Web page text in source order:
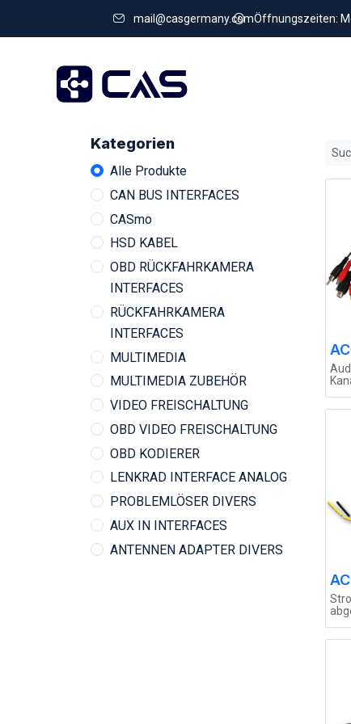
mail@casgermany.comÖffnungszeiten:
Kategorien
Alle Produkte
CAN BUS INTERFACES
CASmo
HSD KABEL
OBD RÜCKFAHRKAMERA
INTERFACES
RÜCKFAHRKAMERA
INTERFACES
MULTIMEDIA
MULTIMEDIA ZUBEHÖR
VIDEO FREISCHALTUNG
OBD VIDEO FREISCHALTUNG
OBD KODIERER
LENKRAD INTERFACE ANALOG
PROBLEMLÖSER DIVERS
AUX IN INTERFACES
ANTENNEN ADAPTER DIVERS